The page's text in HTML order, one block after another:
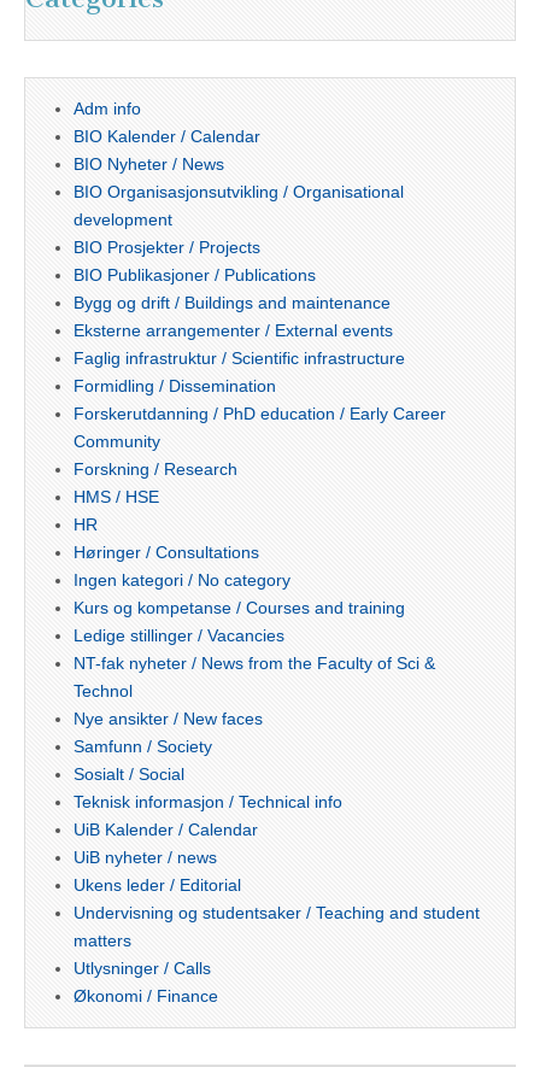
Adm info
BIO Kalender / Calendar
BIO Nyheter / News
BIO Organisasjonsutvikling / Organisational
development
BIO Prosjekter / Projects
BIO Publikasjoner / Publications
Bygg og drift / Buildings and maintenance
Eksterne arrangementer / External events
Faglig infrastruktur / Scientific infrastructure
Formidling / Dissemination
Forskerutdanning / PhD education / Early Career
Community
Forskning / Research
HMS / HSE
HR
Høringer / Consultations
Ingen kategori / No category
Kurs og kompetanse / Courses and training
Ledige stillinger / Vacancies
NT-fak nyheter / News from the Faculty of Sci &
Technol
Nye ansikter / New faces
Samfunn / Society
Sosialt / Social
Teknisk informasjon / Technical info
UiB Kalender / Calendar
UiB nyheter / news
Ukens leder / Editorial
Undervisning og studentsaker / Teaching and student
matters
Utlysninger / Calls
Økonomi / Finance